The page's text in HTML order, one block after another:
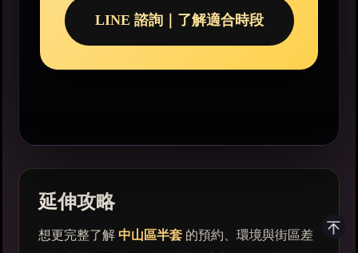
LINE 諮詢｜了解適合時段
延伸攻略
想更完整了解 中山區半套 的預約、環境與街區差